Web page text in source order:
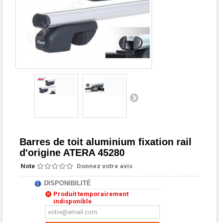
Barres de toit aluminium fixation rail
d'origine ATERA 45280
Note Donnez votre avis
DISPONIBILITÉ
Produit temporairement
indisponible